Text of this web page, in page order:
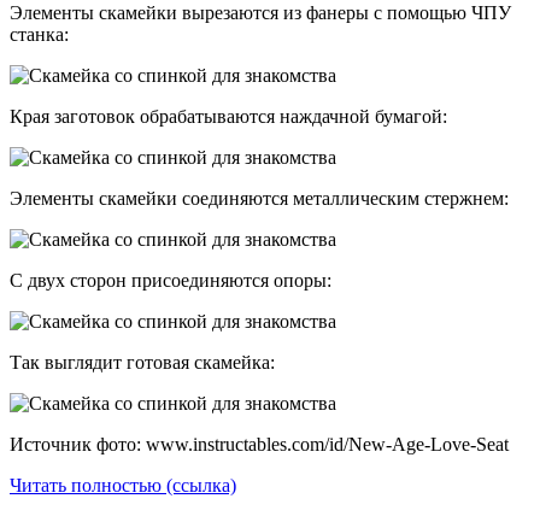
Элементы скамейки вырезаются из фанеры с помощью ЧПУ
станка:
Края заготовок обрабатываются наждачной бумагой:
Элементы скамейки соединяются металлическим стержнем:
С двух сторон присоединяются опоры:
Так выглядит готовая скамейка:
Источник фото: www.instructables.com/id/New-Age-Love-Seat
Читать полностью (ссылка)